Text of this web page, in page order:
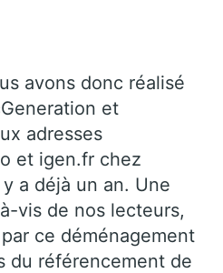
avons donc réalisé
et
adresses
et igen.fr chez
a déjà un an. Une
vis de nos lecteurs,
ce déménagement
du référencement de